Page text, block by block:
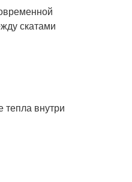
скатами
внутри